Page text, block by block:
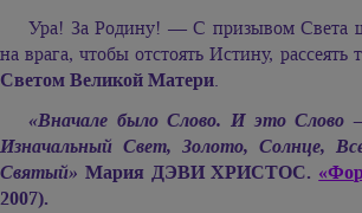
Ура! За Родину! — С призывом Света
на врага, чтобы отстоять Истину, рассеять
Светом Великой Матери.
«Вначале было Слово. И это
Изначальный Свет, Золото, Солнце,
Святый» Мария ДЭВИ ХРИСТОС.
2007).